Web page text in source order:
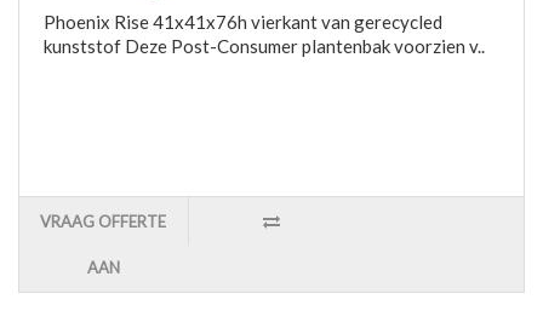
Phoenix Rise 41x41x76h vierkant van gerecycled
kunststof Deze Post-Consumer plantenbak voorzien v..
VRAAG OFFERTE
AAN